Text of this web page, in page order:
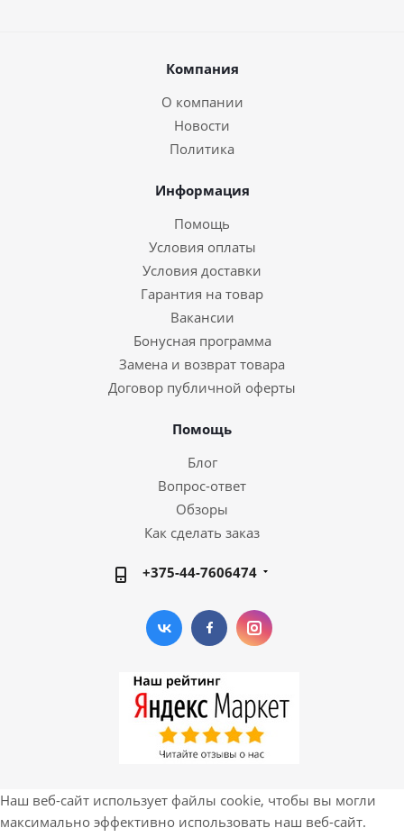
Компания
О компании
Новости
Политика
Информация
Помощь
Условия оплаты
Условия доставки
Гарантия на товар
Вакансии
Бонусная программа
Замена и возврат товара
Договор публичной оферты
Помощь
Блог
Вопрос-ответ
Обзоры
Как сделать заказ
+375-44-7606474
Наш веб-сайт использует файлы cookie, чтобы вы могли
максимально эффективно использовать наш веб-сайт.